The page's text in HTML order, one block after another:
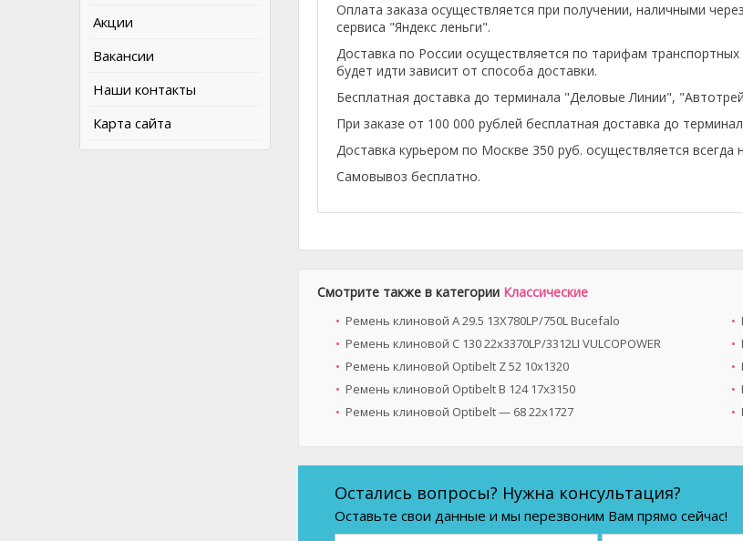
Акции
Вакансии
Наши контакты
Карта сайта
Оплата заказа осуществляется при получении, наличными
сервиса "Яндекс леньги".
Доставка по России осуществляется по тарифам
будет идти зависит от способа доставки.
Бесплатная доставка до терминала "Деловые Линии",
При заказе от 100 000 рублей бесплатная доставка до
Доставка курьером по Москве 350 руб. осуществляется всегда
Самовывоз бесплатно.
Смотрите также в категории Классические
Ремень клиновой A 29.5 13X780LP/750L Bucefalo
Ремень клиновой C 130 22x3370LP/3312LI VULCOPOWER
Ремень клиновой Optibelt Z 52 10х1320
Ремень клиновой Optibelt B 124 17x3150
Ремень клиновой Optibelt — 68 22x1727
Остались вопросы? Нужна консультация?
Оставьте свои данные и мы перезвоним Вам прямо сейчас!